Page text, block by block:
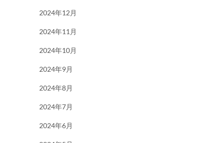
2024年12月
2024年11月
2024年10月
2024年9月
2024年8月
2024年7月
2024年6月